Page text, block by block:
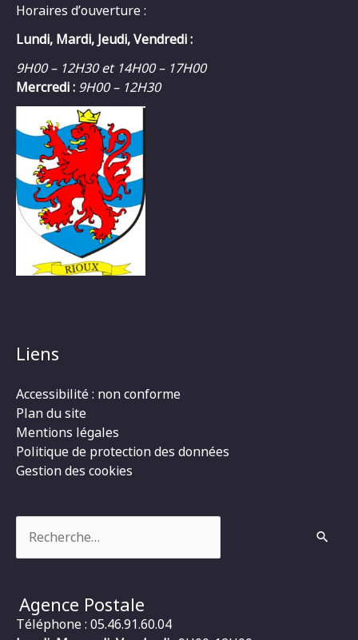
Horaires d’ouverture :
Lundi, Mardi, Jeudi, Vendredi :
9H00 – 12H30 et 14H00 – 17H00
Mercredi : 9H00 – 12H30
Liens
Accessibilité : non conforme
Plan du site
Mentions légales
Politique de protection des données
Gestion des cookies
Agence Postale
Téléphone : 05.46.91.60.04